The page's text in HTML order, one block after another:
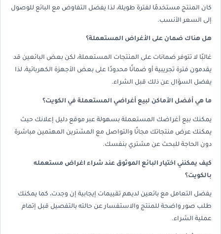
كان المنتج مستخدمًا لفترة طويلة، لذا يفضل التفاوض مع البائع للوصول
إلى السعر الأنسب.
هل هناك ضمان على الأغراض المستعملة؟
غالبًا لا تتوفر ضمانات على المنتجات المستعملة، لكن بعض البائعين قد
يقدمون فترة تجريبية أو ضمانًا محدودًا على بعض الأجهزة الكهربائية، لذا
يفضل السؤال عن ذلك قبل الشراء.
ما هي أفضل الأماكن لبيع أغراضي المستعملة في الكويت؟
يمكنك بيع أغراضك المستعملة بسهولة عبر موقع دليل إعلانك حيث
يمكنك عرض منتجاتك مجانًا والتواصل مع المشترين المهتمين مباشرة
دون الحاجة للبحث عن مشتري بنفسك.
كيف يمكنني اختيار البائع الموثوق عند شراء اغراض مستعمله
بالكويت؟
يفضل التعامل مع بائعين لديهم تقييمات إيجابية إن وجدت، كما يمكنك
طلب صور واضحة للمنتج والاستفسار عن حالته بالتفصيل قبل إتمام
عملية الشراء.